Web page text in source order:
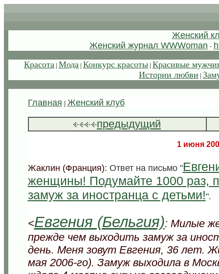
Женский
Женский журнал WWWoman -
Красота | Мода | Конкурс красоты | Красивые
Истории любви |
Главная Женский клуб
предыдущий
1 июня
Жаклин (Франция): Ответ на письмо "
женщины! Подумайте 1000 раз,
замуж за иностранца с детьми!".
<Евгения (Бельгия): Милые
прежде чем выходить замуж за
день. Меня зовут Евгения, 36 лет.
мая 2006-го). Замуж выходила в